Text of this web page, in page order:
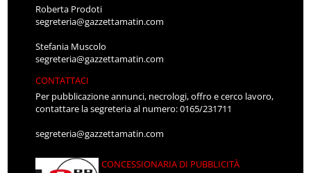
Roberta Prodoti
segreteria@gazzettamatin.com
Stefania Muscolo
segreteria@gazzettamatin.com
CONTATTACI
Per pubblicazione annunci, necrologi, offro e cerco lavoro,
contattare la segreteria al numero: 0165/231711
segreteria@gazzettamatin.com
CONCESSIONARIA DI PUBBLICITÀ